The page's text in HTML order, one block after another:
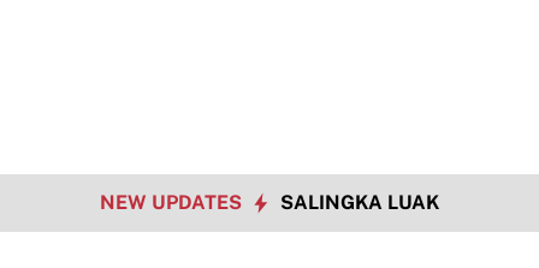
NEW UPDATES SALINGKA LUAK